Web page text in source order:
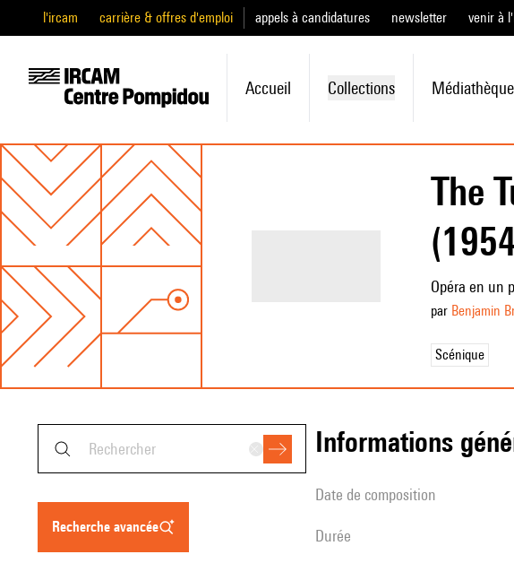
l'ircam carrière & offres d'emploi appels à candidatures newsletter venir à
Accueil Collections Médiathèque
The
Opéra en un
par Benjamin
Scénique
recherche avancée
informations
date de composition
durée